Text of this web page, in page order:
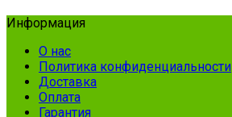
Информация
О нас
Политика конфиденциальности
Доставка
Оплата
Гарантия